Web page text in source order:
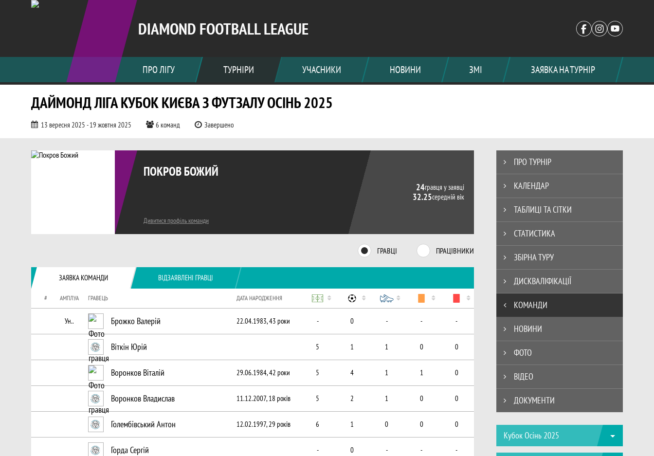
DIAMOND FOOTBALL LEAGUE
ПРО ЛІГУ ТУРНІРИ УЧАСНИКИ НОВИНИ ЗМІ ЗАЯВКА НА ТУРНІР
ДАЙМОНД ЛІГА КУБОК КИЄВА З ФУТЗАЛУ ОСІНЬ 2025
13 вересня 2025 - 19 жовтня 2025 6 команд Завершено
Заявка команди Покров Божий, Даймонд Ліга Кубок Києва з футзалу Осінь 2025, Diamond football League.
Коротка інформація про команду
ПОКРОВ БОЖИЙ
Дивитися профіль команди
24гравця у заявці
32.25середній вік
ГРАВЦІ ПРАЦІВНИКИ
ЗАЯВКА КОМАНДИ ВІДЗАЯВЛЕНІ ГРАВЦІ
# АМПЛУА ГРАВЕЦЬ ДАТА НАРОДЖЕННЯ
Ун.. Брожко Валерій 22.04.1983, 43 роки - 0 - - -
Віткін Юрій 5 1 1 0 0
Воронков Віталій 29.06.1984, 42 роки 5 4 1 1 0
Воронков Владислав 11.12.2007, 18 років 5 2 1 0 0
Голембівський Антон 12.02.1997, 29 років 6 1 0 0 0
Горда Сергій - 0 - - -
ПРО ТУРНІР
КАЛЕНДАР
ТАБЛИЦІ ТА СІТКИ
СТАТИСТИКА
ЗБІРНА ТУРУ
ДИСКВАЛІФІКАЦІЇ
КОМАНДИ
НОВИНИ
ФОТО
ВІДЕО
ДОКУМЕНТИ
Таблиці турніру
Кубок Осінь 2025